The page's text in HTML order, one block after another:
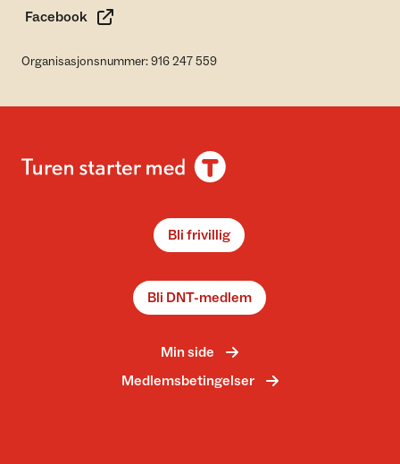
Facebook
Organisasjonsnummer: 916 247 559
Bli frivillig
Bli DNT-medlem
Min side
Medlemsbetingelser